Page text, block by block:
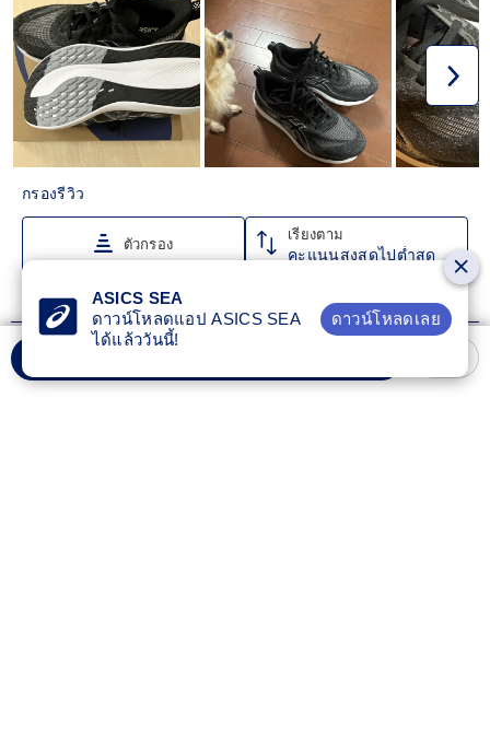
ASICS SEA
ดาวน์โหลดแอป ASICS SEA
ได้แล้ววันนี้!
ดาวน์โหลดเลย